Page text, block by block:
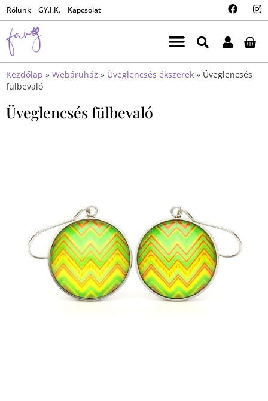
Rólunk GY.I.K. Kapcsolat
Kezdőlap » Webáruház » Üveglencsés ékszerek » Üveglencsés
fülbevaló
Üveglencsés fülbevaló